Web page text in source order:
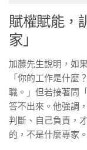
賦權賦能，
家」
加藤先生說明，如
「你的工作是什麼
職。」但若接著問
答不出來。他強調
判斷、自己負責，
的，不是什麼專家。